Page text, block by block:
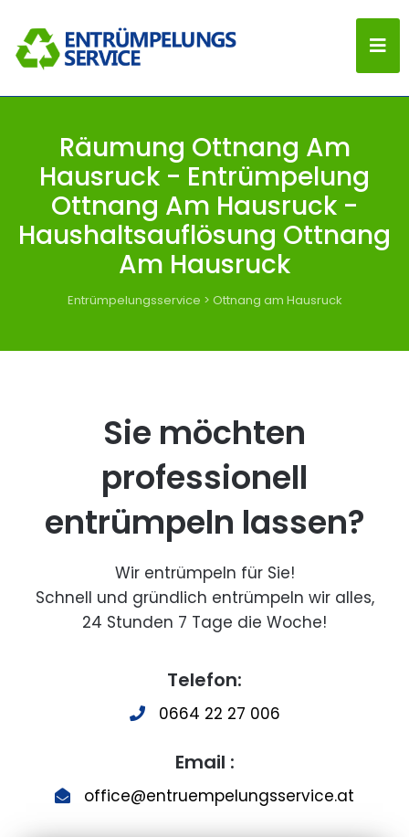
Räumung Ottnang Am
Hausruck - Entrümpelung
Ottnang Am Hausruck -
Haushaltsauflösung Ottnang
Am Hausruck
Entrümpelungsservice > Ottnang am Hausruck
Sie möchten
professionell
entrümpeln lassen?
Wir entrümpeln für Sie!
Schnell und gründlich entrümpeln wir alles,
24 Stunden 7 Tage die Woche!
Telefon:
0664 22 27 006
Email :
office@entruempelungsservice.at